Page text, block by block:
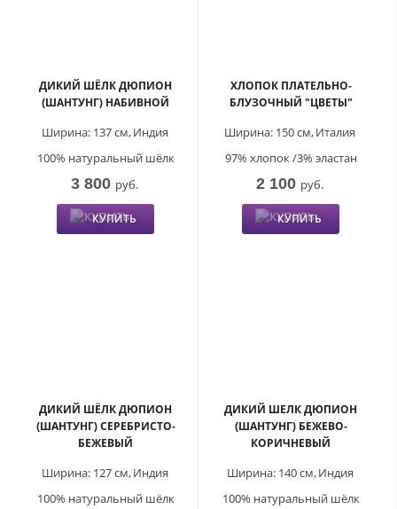
ДИКИЙ ШЁЛК ДЮПИОН
(ШАНТУНГ) НАБИВНОЙ
Индия
Ширина: 137 см,
100% натуральный шёлк
3 800 руб.
КУПИТЬ
ХЛОПОК ПЛАТЕЛЬНО-
БЛУЗОЧНЫЙ "ЦВЕТЫ"
Италия
Ширина: 150 см,
97% хлопок /3% эластан
2 100 руб.
КУПИТЬ
ДИКИЙ ШЁЛК ДЮПИОН
(ШАНТУНГ) СЕРЕБРИСТО-
БЕЖЕВЫЙ
Индия
Ширина: 127 см,
100% натуральный шёлк
ДИКИЙ ШЕЛК ДЮПИОН
(ШАНТУНГ) БЕЖЕВО-
КОРИЧНЕВЫЙ
Индия
Ширина: 140 см,
100% натуральный шёлк